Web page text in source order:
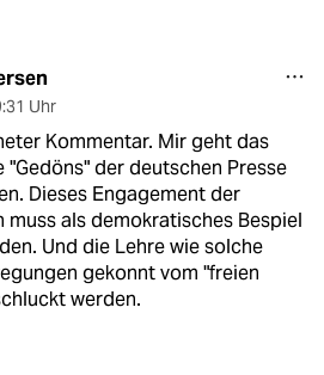
Uhr
Kommentar. Mir geht das
"Gedöns" der deutschen Presse
Dieses Engagement der
muss als demokratisches Bespiel
Und die Lehre wie solche
gekonnt vom "freien
werden.